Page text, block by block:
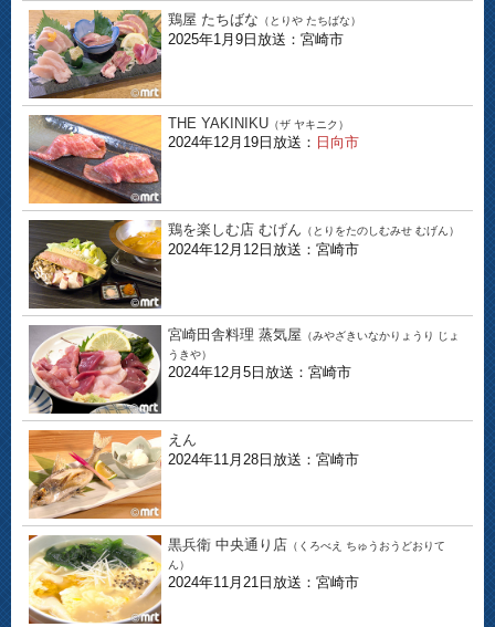
鶏屋 たちばな （とりや たちばな）
2025年1月9日放送：宮崎市
THE YAKINIKU （ザ ヤキニク）
2024年12月19日放送： 日向市
鶏を楽しむ店 むげん （とりをたのしむみせ むげん）
2024年12月12日放送：宮崎市
宮崎田舎料理 蒸気屋 （みやざきいなかりょうり じょ
うきや）
2024年12月5日放送：宮崎市
えん
2024年11月28日放送：宮崎市
黒兵衛 中央通り店 （くろべえ ちゅうおうどおりて
ん）
2024年11月21日放送：宮崎市